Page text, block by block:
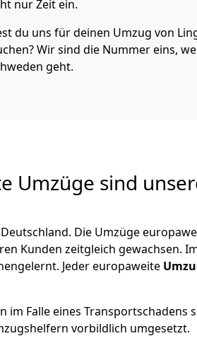
nur Zeit ein.
du uns für deinen Umzug von
Wir sind die Nummer eins,
geht.
Umzüge sind
Die Umzüge
Kunden zeitgleich gewachsen.
Jeder europaweite
Falle eines Transportschadens
vorbildlich umgesetzt.